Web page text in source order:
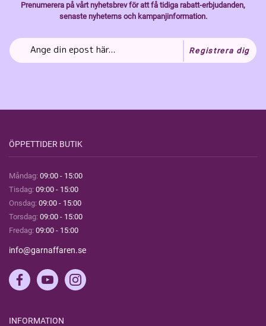
Prenumerera på vårt nyhetsbrev för att få tidiga rabatt-erbjudanden,
senaste nyheterns och kampanjinformation.
Registrera dig
ÖPPETTIDER BUTIK
Måndag: 09:00 - 15:00
Tisdag: 09:00 - 15:00
Onsdag: 09:00 - 15:00
Torsdag: 09:00 - 15:00
Fredag: 09:00 - 15:00
info@garnaffaren.se
INFORMATION